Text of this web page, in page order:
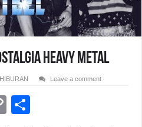
Heavy Metal
HIBURAN Leave a comment
C